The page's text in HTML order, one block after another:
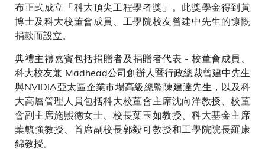
布正式成立「科大頂尖工程學者獎」。此獎學金得到黃
博士及科大校董會成員、工學院校友曾建中先生的慷慨
捐款而設立。
典禮主禮嘉賓包括捐贈者及捐贈者代表 - 校董會成員、
科大校友兼 Madhead公司創辦人暨行政總裁曾建中先生
與NVIDIA亞太區企業市場高級總監陳建達先生，以及科
大高層管理人員包括科大校董會主席沈向洋教授、校董
會副主席施熙德女士、校長葉玉如教授、科大基金主席
葉毓強教授、首席副校長郭毅可教授和工學院院長羅康
錦教授。